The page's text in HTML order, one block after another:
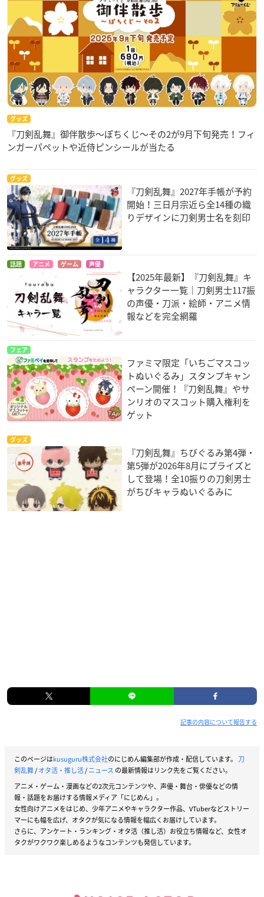
グッズ
『刀剣乱舞』御伴散歩～ぽちくじ～その2が9月下旬発売！フィ
ンガーパペットや近侍ピンシールが当たる
グッズ
『刀剣乱舞』2027年手帳が予約
開始！三日月宗近ら全14種の織
りデザインに刀剣男士名を刻印
話題 アニメ ゲーム 声優
【2025年最新】『刀剣乱舞』キ
ャラクター一覧｜刀剣男士117振
の声優・刀派・絵師・アニメ情
報などを完全網羅
フェア
ファミマ限定「いちごマスコッ
トぬいぐるみ」スタンプキャン
ペーン開催！『刀剣乱舞』やサ
ンリオのマスコット購入権利を
ゲット
グッズ
『刀剣乱舞』ちびぐるみ第4弾・
第5弾が2026年8月にプライズと
して登場！全10振りの刀剣男士
がちびキャラぬいぐるみに
記事の内容について報告する
このページはkusuguru株式会社のにじめん編集部が作成・配信しています。 刀
剣乱舞/オタ活・推し活/ニュース の最新情報はリンク先をご覧ください。
アニメ・ゲーム・漫画などの2次元コンテンツや、声優・舞台・俳優などの情
報・話題をお届けする情報メディア「にじめん」。
女性向けアニメをはじめ、少年アニメやキャラクター作品、VTuberなどストリー
マーにも幅を広げ、オタクが気になる情報を幅広くお届けしています。
さらに、アンケート・ランキング・オタ活（推し活）お役立ち情報など、女性オ
タクがワクワク楽しめるようなコンテンツも発信しています。